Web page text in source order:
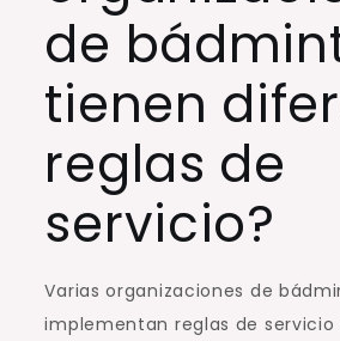
de
tienen
reglas de
servicio?
Varias organizaciones de
implementan reglas de